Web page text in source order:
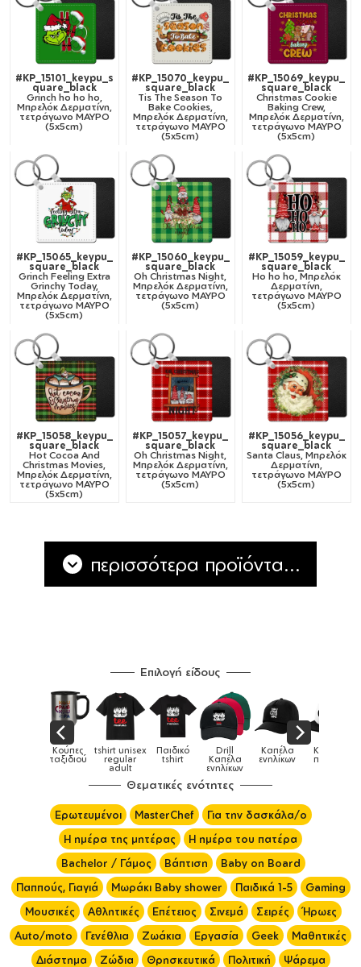
#KP_15101_keypu_s
quare_black
Grinch ho ho ho,
Μπρελόκ Δερματίνη,
τετράγωνο ΜΑΥΡΟ
(5x5cm)
#KP_15070_keypu_
square_black
Tis The Season To
Bake Cookies,
Μπρελόκ Δερματίνη,
τετράγωνο ΜΑΥΡΟ
(5x5cm)
#KP_15069_keypu_
square_black
Christmas Cookie
Baking Crew,
Μπρελόκ Δερματίνη,
τετράγωνο ΜΑΥΡΟ
(5x5cm)
#KP_15065_keypu_
square_black
Grinch Feeling Extra
Grinchy Today,
Μπρελόκ Δερματίνη,
τετράγωνο ΜΑΥΡΟ
(5x5cm)
#KP_15060_keypu_
square_black
Oh Christmas Night,
Μπρελόκ Δερματίνη,
τετράγωνο ΜΑΥΡΟ
(5x5cm)
#KP_15059_keypu_
square_black
Ho ho ho, Μπρελόκ
Δερματίνη,
τετράγωνο ΜΑΥΡΟ
(5x5cm)
#KP_15058_keypu_
square_black
Hot Cocoa And
Christmas Movies,
Μπρελόκ Δερματίνη,
τετράγωνο ΜΑΥΡΟ
(5x5cm)
#KP_15057_keypu_
square_black
Oh Christmas Night,
Μπρελόκ Δερματίνη,
τετράγωνο ΜΑΥΡΟ
(5x5cm)
#KP_15056_keypu_
square_black
Santa Claus, Μπρελόκ
Δερματίνη,
τετράγωνο ΜΑΥΡΟ
(5x5cm)
περισσότερα προϊόντα...
Επιλογή είδους
Κούπες
ταξιδιού
tshirt unisex
regular
adult
Παιδικό
tshirt
Drill
Καπέλα
ενηλίκων
Καπέλα
ενηλίκων
Καπέλα
παιδικά
Θεματικές ενότητες
Ερωτευμένοι MasterChef
Για την δασκάλα/ο
Η ημέρα της μητέρας
Η ημέρα του πατέρα
Bachelor / Γάμος
Βάπτιση
Baby on Board
Παππούς, Γιαγιά
Μωράκι Baby shower Παιδικά 1-5
Gaming
Μουσικές
Αθλητικές Επέτειος Σινεμά Σειρές
Ήρωες
Auto/moto
Γενέθλια Ζωάκια Εργασία Geek
Μαθητικές
Διάστημα
Ζώδια Θρησκευτικά Πολιτική
Ψάρεμα